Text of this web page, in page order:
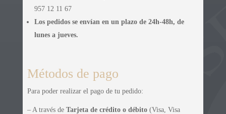
957 12 11 67
Los pedidos se envían en un plazo de 24h-48h, de
lunes a jueves.
Métodos de pago
Para poder realizar el pago de tu pedido:
– A través de Tarjeta de crédito o débito (Visa, Visa